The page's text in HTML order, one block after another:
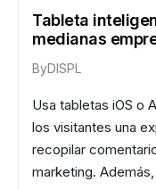
Tableta
medianas
ByDISPL
Usa tabletas iOS o
los visitantes una
recopilar
marketing.